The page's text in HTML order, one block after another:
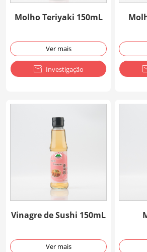
Molho Teriyaki 150mL
Ver mais
 Investigação
Vinagre de Sushi 150mL
Ver mais